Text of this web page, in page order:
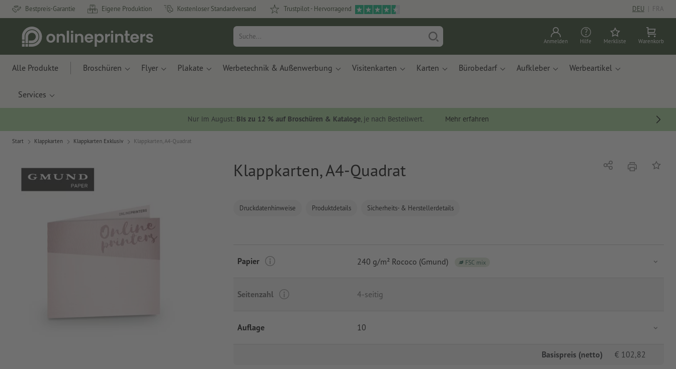
Bestpreis-Garantie Eigene Produktion Kostenloser Standardversand Trustpilot - Hervorragend DEU | FRA
Anmelden Hilfe Merkliste Warenkorb
Alle Produkte Broschüren Flyer Plakate Werbetechnik & Außenwerbung Visitenkarten Karten Bürobedarf Aufkleber Werbeartikel
Services
Nur im August: Bis zu 12 % auf Broschüren & Kataloge, je nach Bestellwert. Mehr erfahren
Start Klappkarten Klappkarten Exklusiv Klappkarten, A4-Quadrat
Klappkarten, A4-Quadrat
Druckdatenhinweise Produktdetails Sicherheits- & Herstellerdetails
Teilen DruckenAuf
Papier 240 g/m² Rococo (Gmund) FSC mix
Seitenzahl 4-seitig
Auflage 10
Basispreis (netto) € 102,82